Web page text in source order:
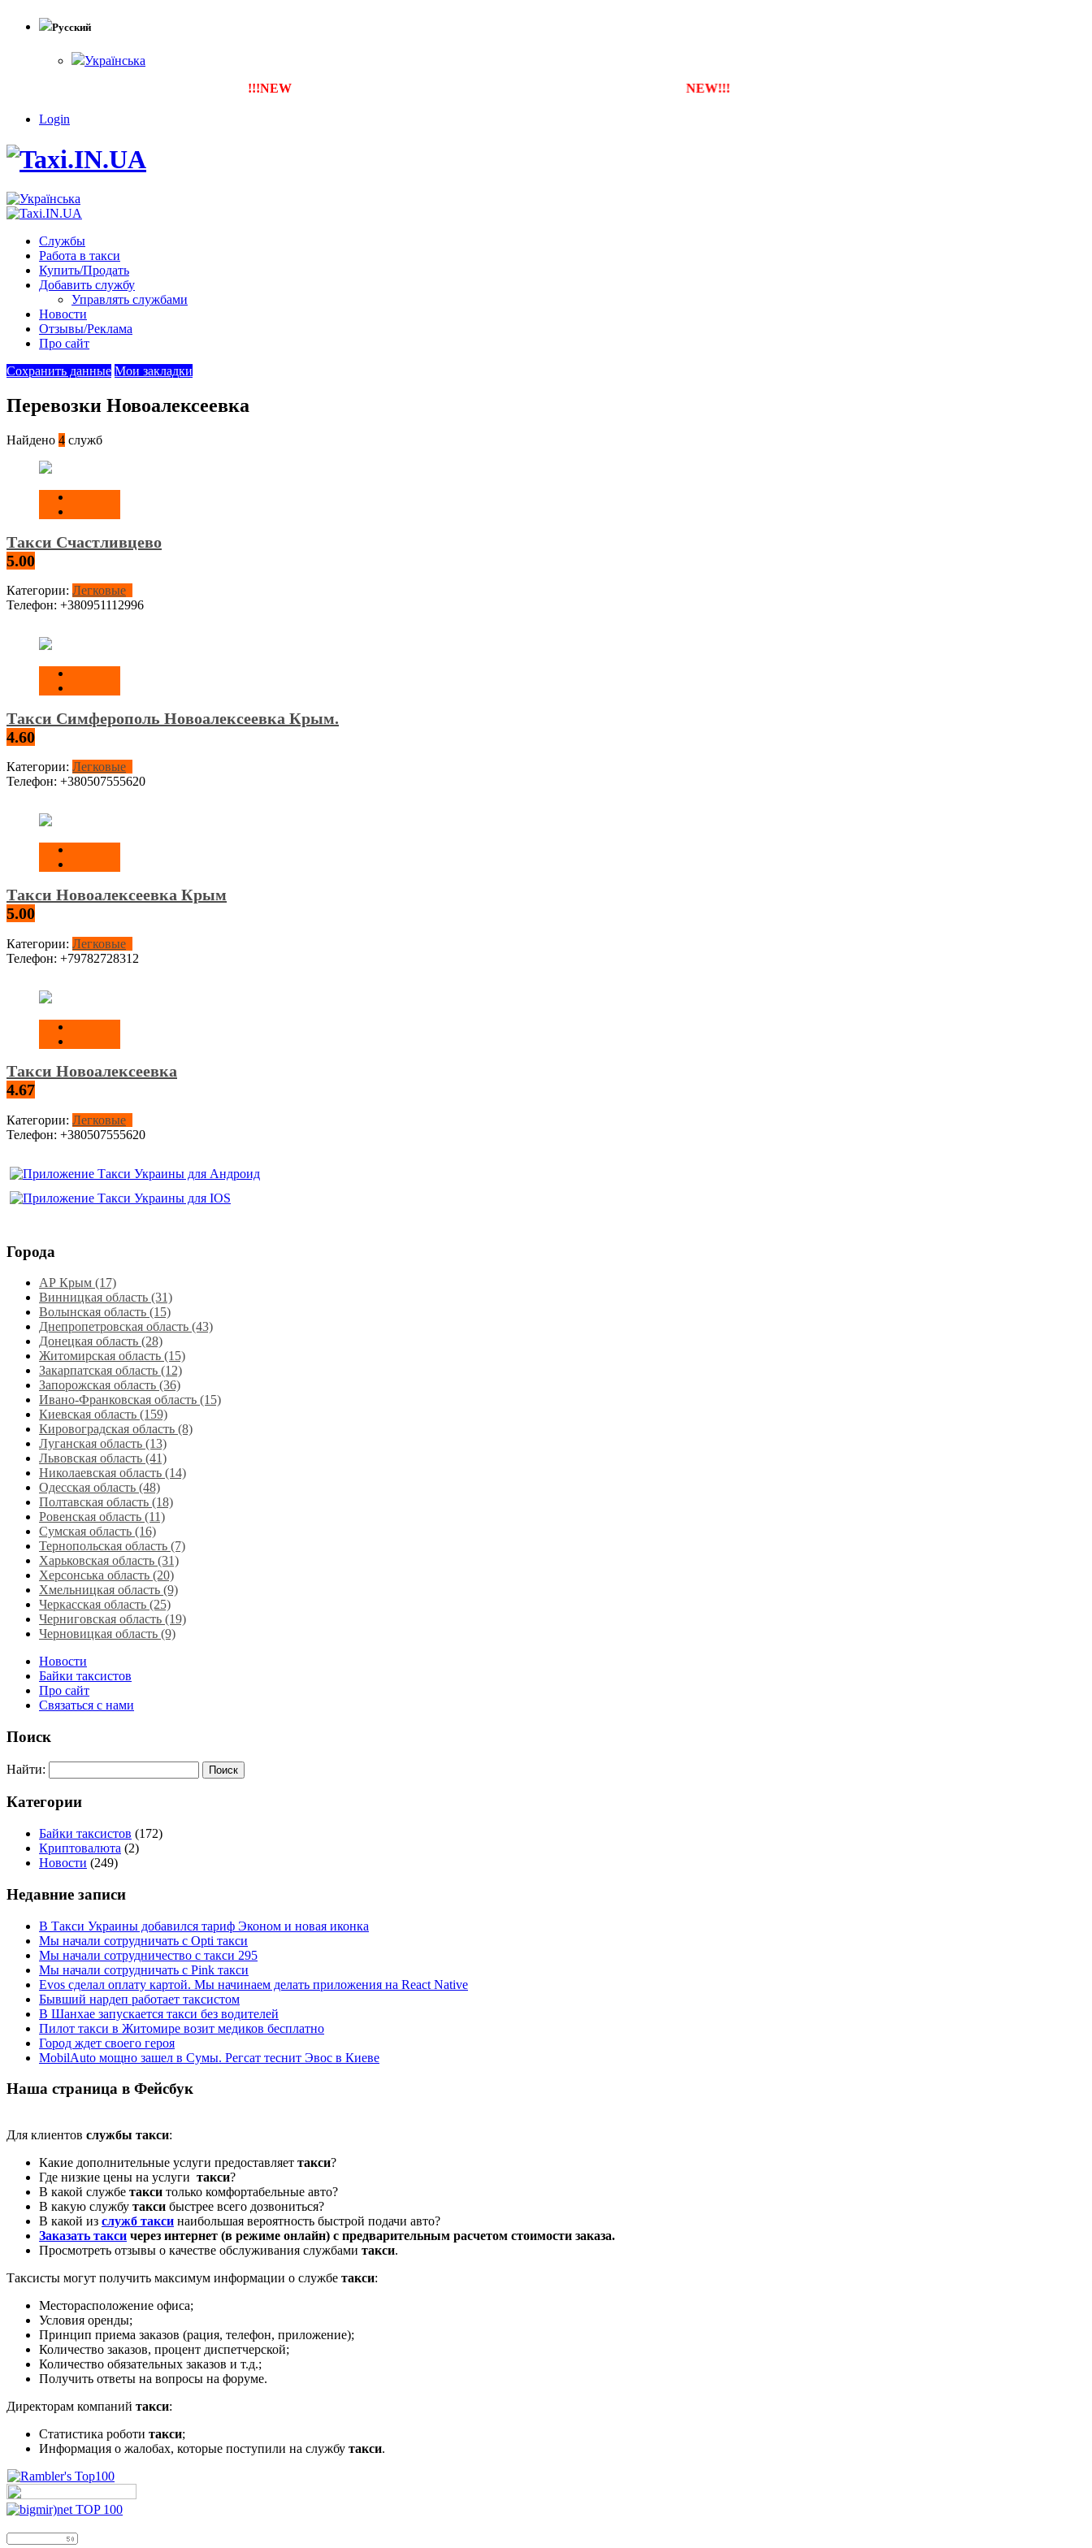
Русский
Українська
!!!NEW Тепер ти можеш зареєструвати власну службу таксі з будь-якого міста NEW!!!
Login
Службы
Работа в такси
Купить/Продать
Добавить службу
Управлять службами
Новости
Отзывы/Реклама
Про сайт
Сохранить данные Мои закладки
Перевозки Новоалексеевка
Найдено 4 служб
Такси Счастливцево
5.00
Категории: Легковые
Телефон: +380951112996
Такси Симферополь Новоалексеевка Крым.
4.60
Категории: Легковые
Телефон: +380507555620
Такси Новоалексеевка Крым
5.00
Категории: Легковые
Телефон: +79782728312
Такси Новоалексеевка
4.67
Категории: Легковые
Телефон: +380507555620
Города
АР Крым (17)
Винницкая область (31)
Волынская область (15)
Днепропетровская область‎ (43)
Донецкая область (28)
Житомирская область (15)
Закарпатская область (12)
Запорожская область (36)
Ивано-Франковская область (15)
Киевская область (159)
Кировоградская область (8)
Луганская область‎ (13)
Львовская область‎ (41)
Николаевская область‎ (14)
Одесская область‎ (48)
Полтавская область (18)
Ровенская область‎ (11)
Сумская область‎ (16)
Тернопольская область‎ (7)
Харьковская область‎ (31)
Херсонська область‎ (20)
Хмельницкая область‎ (9)
Черкасская область‎ (25)
Черниговская область (19)
Черновицкая область (9)
Новости
Байки таксистов
Про сайт
Связаться с нами
Поиск
Найти:
Категории
Байки таксистов (172)
Криптовалюта (2)
Новости (249)
Недавние записи
В Такси Украины добавился тариф Эконом и новая иконка
Мы начали сотрудничать с Opti такси
Мы начали сотрудничество с такси 295
Мы начали сотрудничать с Pink такси
Evos сделал оплату картой. Мы начинаем делать приложения на React Native
Бывший нардеп работает таксистом
В Шанхае запускается такси без водителей
Пилот такси в Житомире возит медиков бесплатно
Город ждет своего героя
MobilAuto мощно зашел в Сумы. Регсат теснит Эвос в Киеве
Наша страница в Фейсбук
Для клиентов службы такси:
Какие дополнительные услуги предоставляет такси?
Где низкие цены на услуги такси?
В какой службе такси только комфортабельные авто?
В какую службу такси быстрее всего дозвониться?
В какой из служб такси наибольшая вероятность быстрой подачи авто?
Заказать такси через интернет (в режиме онлайн) с предварительным расчетом стоимости заказа.
Просмотреть отзывы о качестве обслуживания службами такси.
Таксисты могут получить максимум информации о службе такси:
Месторасположение офиса;
Условия оренды;
Принцип приема заказов (рация, телефон, приложение);
Количество заказов, процент диспетчерской;
Количество обязательных заказов и т.д.;
Получить ответы на вопросы на форуме.
Директорам компаний такси:
Статистика роботи такси;
Информация о жалобах, которые поступили на службу такси.